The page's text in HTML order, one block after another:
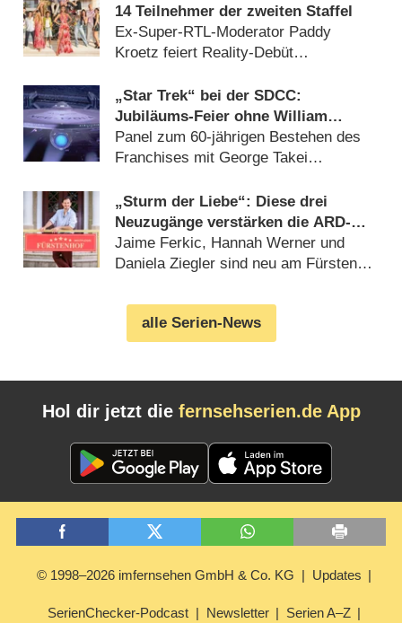
14 Teilnehmer der zweiten Staffel
Ex-Super-RTL-Moderator Paddy
Kroetz feiert Reality-Debüt
„Star Trek“ bei der SDCC:
Jubiläums-Feier ohne William
Shatner
Panel zum 60-jährigen Bestehen des
Franchises mit George Takei
„Sturm der Liebe“: Diese drei
Neuzugänge verstärken die ARD-
Telenovela
Jaime Ferkic, Hannah Werner und
Daniela Ziegler sind neu am Fürstenhof
alle Serien-News
Hol dir jetzt die fernsehserien.de App
© 1998–2026 imfernsehen GmbH & Co. KG Updates
SerienChecker-Podcast Newsletter Serien A–Z